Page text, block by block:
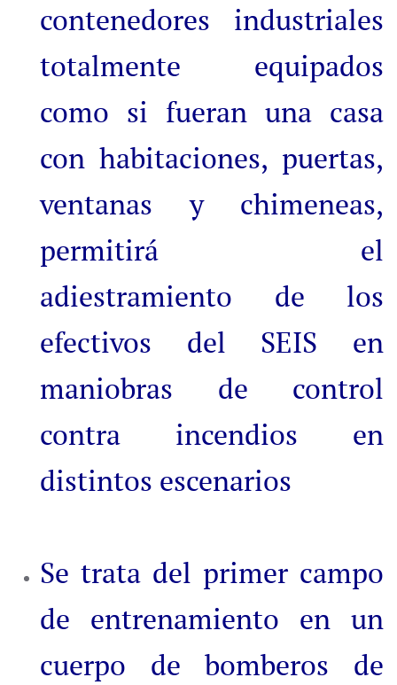
contenedores industriales
totalmente equipados
como si fueran una casa
con habitaciones, puertas,
ventanas y chimeneas,
permitirá el
adiestramiento de los
efectivos del SEIS en
maniobras de control
contra incendios en
distintos escenarios
Se trata del primer campo
de entrenamiento en un
cuerpo de bomberos de